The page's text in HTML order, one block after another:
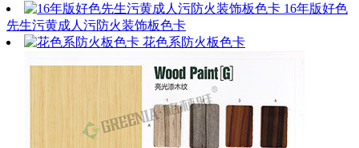
16年版好色
先生污黄成人污防火装饰板色卡
花色系防火板色卡